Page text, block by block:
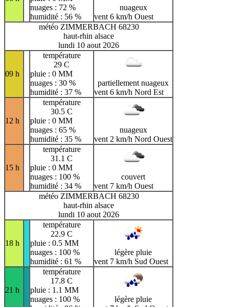
nuages : 72 %
humidité : 56 %
nuageux
vent 6 km/h Ouest
météo ZIMMERBACH 68230
haut-rhin alsace
lundi 10 aout 2026
09 h
température
29 C
pluie : 0 MM
nuages : 30 %
humidité : 37 %
partiellement nuageux
vent 6 km/h Nord Est
12 h
température
30.5 C
pluie : 0 MM
nuages : 65 %
humidité : 35 %
nuageux
vent 2 km/h Nord Ouest
15 h
température
31.1 C
pluie : 0 MM
nuages : 100 %
humidité : 34 %
couvert
vent 7 km/h Ouest
météo ZIMMERBACH 68230
haut-rhin alsace
lundi 10 aout 2026
18 h
température
22.9 C
pluie : 0.5 MM
nuages : 100 %
humidité : 61 %
légère pluie
vent 7 km/h Sud Ouest
21 h
température
17.8 C
pluie : 1.1 MM
nuages : 100 %
légère pluie